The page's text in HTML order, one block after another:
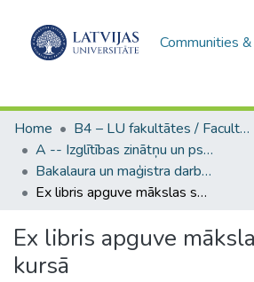
Communities
Home
B4 – LU fakultātes / Faculties of the UL
A -- Izglītības zinātņu un psiholoģijas fakultāte / Faculty of Education Sciences and Psychology
Bakalaura un maģistra darbi (PPMF) / Bachelor's and Master's theses
Ex libris apguve mākslas skolas III kursā
Ex libris apguve
kursā